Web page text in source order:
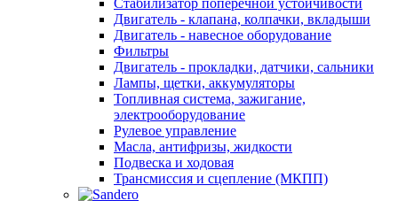
Двигатель - клапана, колпачки, вкладыши
Двигатель - навесное оборудование
Фильтры
Двигатель - прокладки, датчики, сальники
Лампы, щетки, аккумуляторы
Топливная система, зажигание,
электрооборудование
Рулевое управление
Масла, антифризы, жидкости
Подвеска и ходовая
Трансмиссия и сцепление (МКПП)